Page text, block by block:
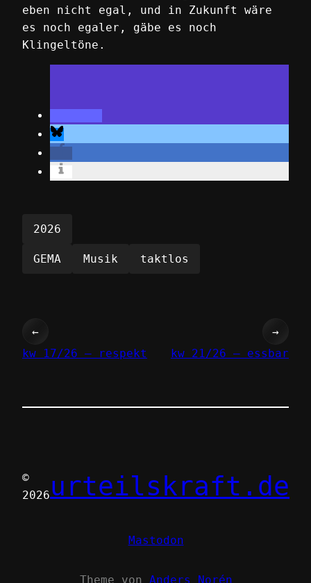
eben nicht egal, und in Zukunft wäre
es noch egaler, gäbe es noch
Klingeltöne.
2026
GEMA Musik taktlos
←
kw 17/26 – respekt
kw 21/26 – essbar
→
©
2026 urteilskraft.de
Mastodon
Theme von Anders Norén